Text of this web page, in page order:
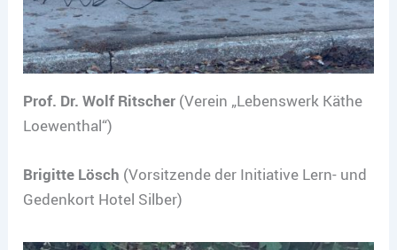
Prof. Dr. Wolf Ritscher (Verein „Lebenswerk Käthe
Loewenthal“)
Brigitte Lösch (Vorsitzende der Initiative Lern- und
Gedenkort Hotel Silber)